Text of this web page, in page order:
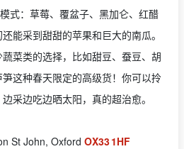
式：草莓、覆盆子、黑加仑、红醋
能采到甜甜的苹果和巨大的南瓜。
菜类的选择，比如甜豆、蚕豆、胡
这种春天限定的高级货！你可以拎
采边吃边晒太阳，真的超治愈。
St John, Oxford OX33 1HF